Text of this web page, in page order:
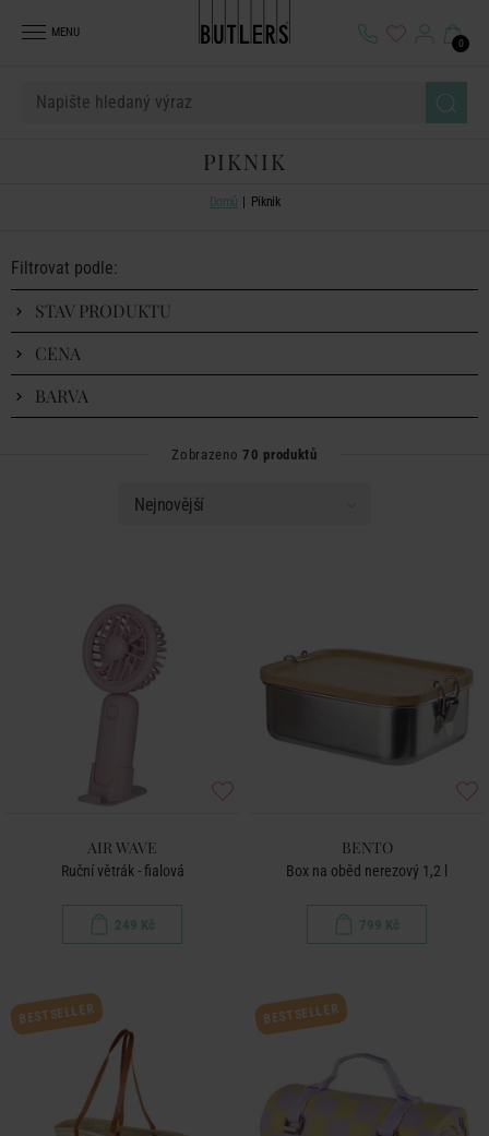
MENU
0
PIKNIK
Domů Piknik
Filtrovat podle:
STAV PRODUKTU
CENA
BARVA
Zobrazeno70 produktů
AIR WAVE
Ruční větrák - fialová
249 Kč
BENTO
Box na oběd nerezový 1,2 l
799 Kč
BESTSELLER BESTSELLER